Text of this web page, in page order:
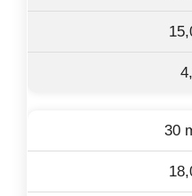
30